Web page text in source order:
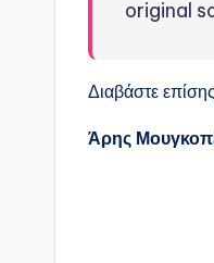
original
Διαβάστε επίσης
Άρης